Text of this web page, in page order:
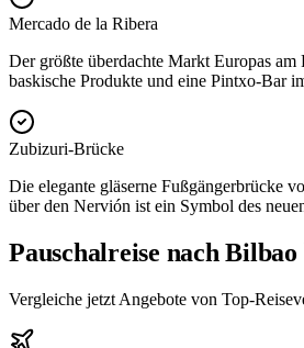
Mercado de la Ribera
Der größte überdachte Markt Europas am
baskische Produkte und eine Pintxo-Bar
Zubizuri-Brücke
Die elegante gläserne Fußgängerbrücke
über den Nervión ist ein Symbol des
Pauschalreise nach Bilbao
Vergleiche jetzt Angebote von Top-